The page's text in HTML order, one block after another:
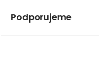
Podporujeme